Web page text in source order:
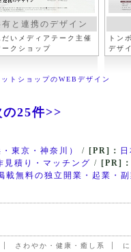
有と連携のデザイン
だいメディアテーク主催
ークショップ
トン
デザ
トショップのWEBデザイン
の25件>>
東京・神奈川） / [PR]：
見積り・マッチング / [PR]：
載無料の独立開業・起業・
さわやか・健康・癒し系